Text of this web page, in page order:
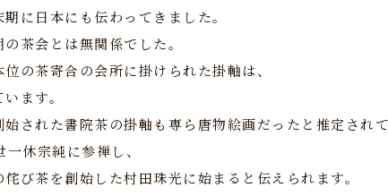
に日本にも伝わってきました。
茶会とは無関係でした。
の茶寄合の会所に掛けられた掛軸は、
ます。
された書院茶の掛軸も専ら唐物絵画だったと推定されて
休宗純に参禅し、
び茶を創始した村田珠光に始まると伝えられます。